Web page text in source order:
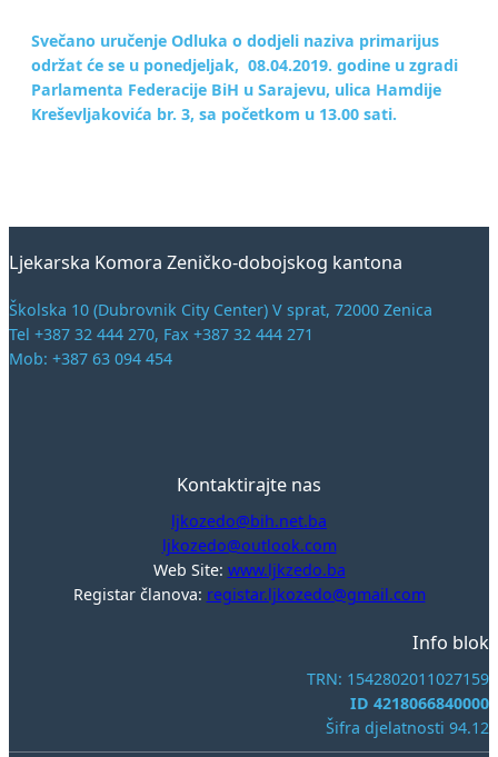
Svečano uručenje Odluka o dodjeli naziva primarijus
održat će se u ponedjeljak, 08.04.2019. godine u zgradi
Parlamenta Federacije BiH u Sarajevu, ulica Hamdije
Kreševljakovića br. 3, sa početkom u 13.00 sati.
Ljekarska Komora Zeničko-dobojskog kantona
Školska 10 (Dubrovnik City Center) V sprat, 72000 Zenica
Tel +387 32 444 270, Fax +387 32 444 271
Mob: +387 63 094 454
Kontaktirajte nas
ljkozedo@bih.net.ba
ljkozedo@outlook.com
Web Site: www.ljkzedo.ba
Registar članova: registar.ljkozedo@gmail.com
Info blok
TRN: 1542802011027159
ID 4218066840000
Šifra djelatnosti 94.12